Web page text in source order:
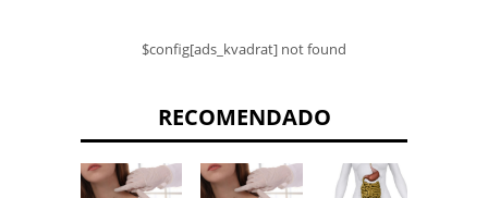
$config[ads_kvadrat] not found
RECOMENDADO